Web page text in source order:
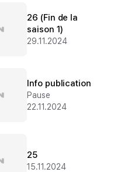
26 (Fin de la
saison 1)
29.11.2024
Info publication
Pause
22.11.2024
25
15.11.2024